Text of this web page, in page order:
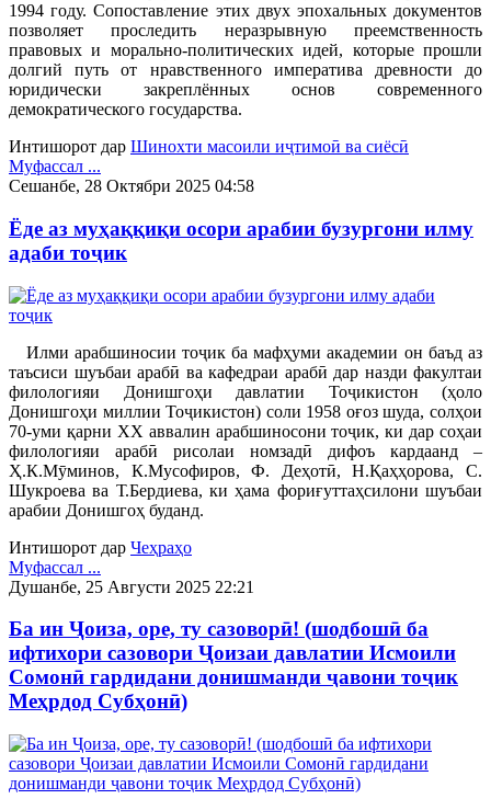
1994 году. Сопоставление этих двух эпохальных документов
позволяет проследить неразрывную преемственность
правовых и морально-политических идей, которые прошли
долгий путь от нравственного императива древности до
юридически закреплённых основ современного
демократического государства.
Интишорот дар Шинохти масоили иҷтимоӣ ва сиёсӣ
Муфассал ...
Сешанбе, 28 Октябри 2025 04:58
Ёде аз муҳаққиқи осори арабии бузургони илму
адаби тоҷик
Илми арабшиносии тоҷик ба мафҳуми академии он баъд аз
таъсиси шуъбаи арабӣ ва кафедраи арабӣ дар назди факултаи
филологияи Донишгоҳи давлатии Тоҷикистон (ҳоло
Донишгоҳи миллии Тоҷикистон) соли 1958 оғоз шуда, солҳои
70-уми қарни ХХ аввалин арабшиносони тоҷик, ки дар соҳаи
филологияи арабӣ рисолаи номзадӣ дифоъ кардаанд –
Ҳ.К.Мӯминов, К.Мусофиров, Ф. Деҳотӣ, Н.Қаҳҳорова, С.
Шукроева ва Т.Бердиева, ки ҳама фориғуттаҳсилони шуъбаи
арабии Донишгоҳ буданд.
Интишорот дар Чеҳраҳо
Муфассал ...
Душанбе, 25 Августи 2025 22:21
Ба ин Ҷоиза, оре, ту сазоворӣ! (шодбошӣ ба
ифтихори сазовори Ҷоизаи давлатии Исмоили
Сомонӣ гардидани донишманди ҷавони тоҷик
Меҳрдод Субҳонӣ)